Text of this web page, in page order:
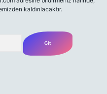
kaldırılacaktır.